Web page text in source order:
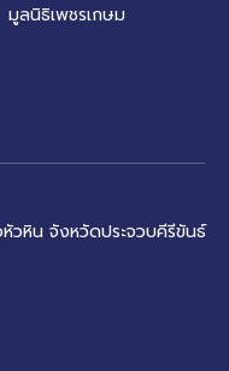
มูลนิธิเพชรเกษม
วหิน จังหวัดประจวบคีรีขันธ์